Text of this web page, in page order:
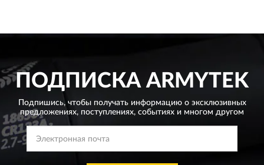
ПОДПИСКА ARMYTEK
Подпишись, чтобы получать информацию о эксклюзивных
предложениях, поступлениях, событиях и многом другом